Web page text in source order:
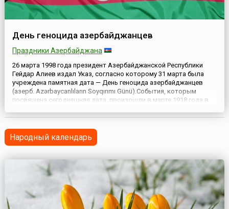
День геноцида азербайджанцев
Праздники Азербайджана
26 марта 1998 года президент Азербайджанской Республики
Гейдар Алиев издал Указ, согласно которому 31 марта была
учреждена памятная дата — День геноцида азербайджанцев
(азерб. Azərbaycanlıların Soyqırımı Günü).События, которым
посвящена сегодняшняя дата, произошли в марте 1918 года в
республике советской власти произошли массовые межэтни...
Народный календарь